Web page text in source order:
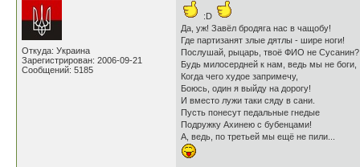
Откуда: Украина
Зарегистрирован: 2006-09-21
Сообщений: 5185
:D
Да, уж! Завёл бродяга нас в чащобу!
Где партизанят злые дятлы - шире ноги!
Послушай, рыцарь, твоё ФИО не Сусанин?
Будь милосердней к нам, ведь мы не боги,
Когда чего худое запримечу,
Боюсь, один я выйду на дорогу!
И вместо лужи таки сяду в сани.
Пусть понесут педальные гнедые
Подружку Ахинею с бубенцами!
А, ведь, по третьей мы ещё не пили...